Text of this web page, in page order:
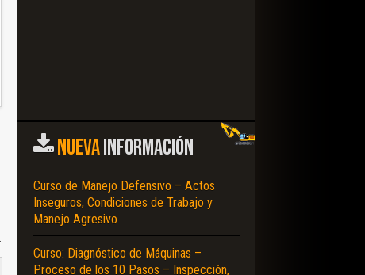
NUEVAINFORMACIÓN
Curso de Manejo Defensivo – Actos
Inseguros, Condiciones de Trabajo y
Manejo Agresivo
Curso: Diagnóstico de Máquinas –
Proceso de los 10 Pasos – Inspección,